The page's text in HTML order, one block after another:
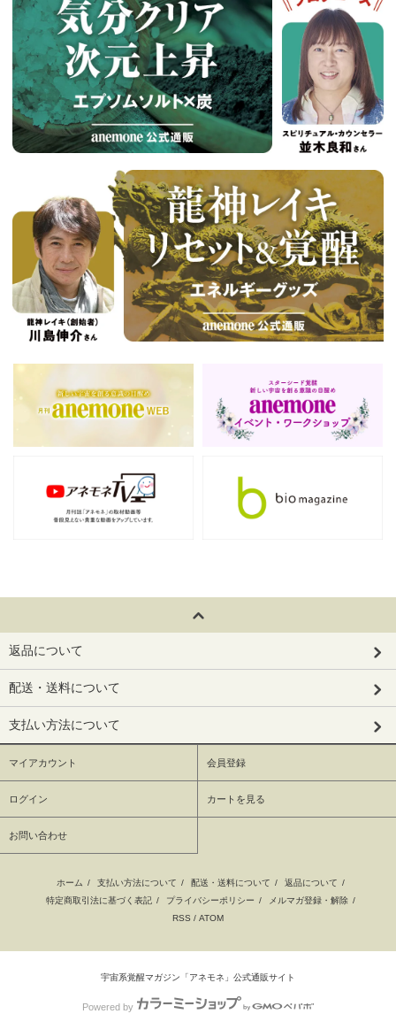
返品について
配送・送料について
支払い方法について
マイアカウント 会員登録
ログイン カートを見る
お問い合わせ
ホーム / 支払い方法について / 配送・送料について / 返品について /
特定商取引法に基づく表記 / プライバシーポリシー / メルマガ登録・解除 /
RSS / ATOM
宇宙系覚醒マガジン「アネモネ」公式通販サイト
Powered by